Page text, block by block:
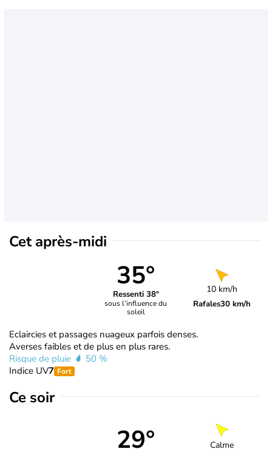
Cet après-midi
35°
Ressenti 38°
sous l’influence du
soleil
10 km/h
Rafales30 km/h
Eclaircies et passages nuageux parfois denses.
Averses faibles et de plus en plus rares.
Risque de pluie
50 %
Indice UV7 Fort
Ce soir
29° Calme